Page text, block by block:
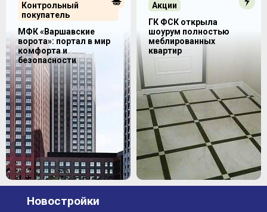
Контрольный
покупатель
МФК «Варшавские
ворота»: портал в мир
комфорта и
безопасности
Акции
ГК ФСК открыла
шоурум полностью
меблированных
квартир
Новостройки